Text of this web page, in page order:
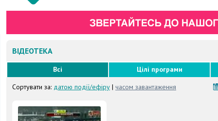
ВІДЕОТЕКА
Всі
Цілі програми
Сортувати за: датою події/ефіру | часом завантаження